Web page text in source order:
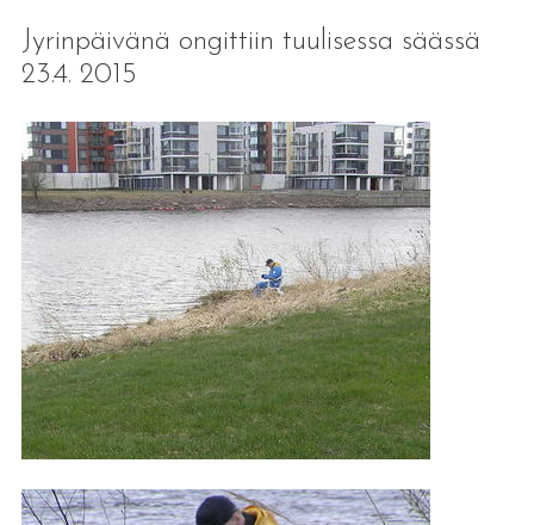
Jyrinpäivänä ongittiin tuulisessa säässä
23.4. 2015